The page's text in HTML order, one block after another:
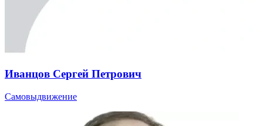
Иванцов Сергей Петрович
Самовыдвижение